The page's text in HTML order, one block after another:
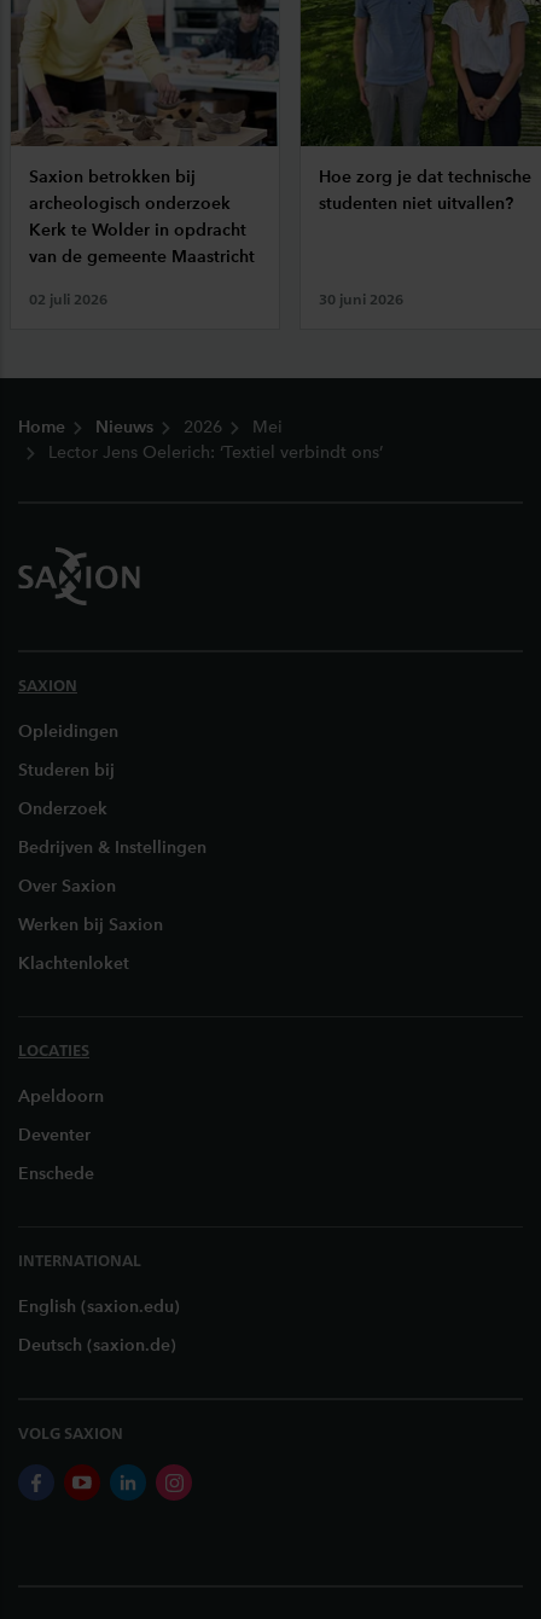
Saxion betrokken bij
archeologisch onderzoek
Kerk te Wolder in opdracht
van de gemeente Maastricht
02 juli 2026
Hoe zorg je dat technische
studenten niet uitvallen?
30 juni 2026
Home Nieuws 2026
Mei
Lector Jens Oelerich: ‘Textiel verbindt ons’
SAXION
Opleidingen
Studeren bij
Onderzoek
Bedrijven & Instellingen
Over Saxion
Werken bij Saxion
Klachtenloket
LOCATIES
Apeldoorn
Deventer
Enschede
INTERNATIONAL
English (saxion.edu)
Deutsch (saxion.de)
VOLG SAXION
facebookyoutubelinkedininstagram